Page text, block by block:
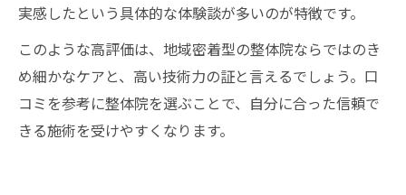
実感したという具体的な体験談が多いのが特徴です。
このような高評価は、地域密着型の整体院ならではのき
め細かなケアと、高い技術力の証と言えるでしょう。口
コミを参考に整体院を選ぶことで、自分に合った信頼で
きる施術を受けやすくなります。